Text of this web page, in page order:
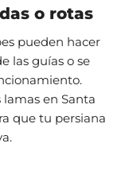
o rotas
pueden hacer
las guías o se
en Santa
que tu persiana